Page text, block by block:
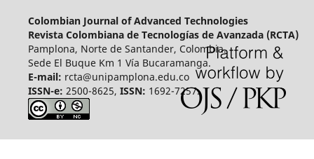
Colombian Journal of Advanced Technologies
Revista Colombiana de Tecnologías de Avanzada (RCTA)
Pamplona, Norte de Santander, Colombia.
Sede El Buque Km 1 Vía Bucaramanga.
E-mail: rcta@unipamplona.edu.co
ISSN-e: 2500-8625, ISSN: 1692-7257.